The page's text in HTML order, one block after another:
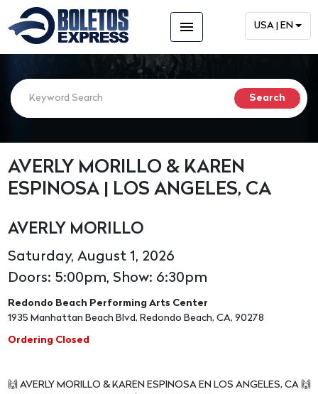
menu USA | EN
AVERLY MORILLO & KAREN
ESPINOSA | LOS ANGELES, CA
AVERLY MORILLO
Saturday, August 1, 2026
Doors: 5:00pm, Show: 6:30pm
Redondo Beach Performing Arts Center
1935 Manhattan Beach Blvd, Redondo Beach, CA, 90278
Ordering Closed
🙌 AVERLY MORILLO & KAREN ESPINOSA EN LOS ANGELES, CA 🙌